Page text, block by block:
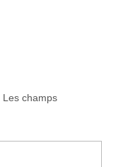
Les champs